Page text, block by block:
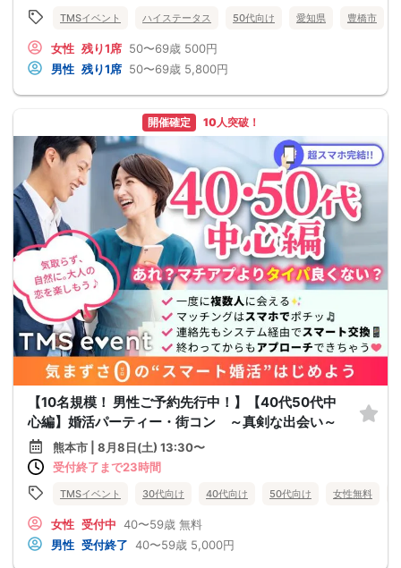
TMSイベント ハイステータス 50代向け 愛知県 豊橋市
女性 残り1席 50〜69歳 500円
男性 残り1席 50〜69歳 5,800円
開催確定 10人突破！
【10名規模！ 男性ご予約先行中！】【40代50代中
心編】婚活パーティー・街コン ～真剣な出会い～
熊本市 | 8月8日(土) 13:30〜
受付終了まで23時間
TMSイベント 30代向け 40代向け 50代向け 女性無料
女性 受付中 40〜59歳 無料
男性 受付終了 40〜59歳 5,000円